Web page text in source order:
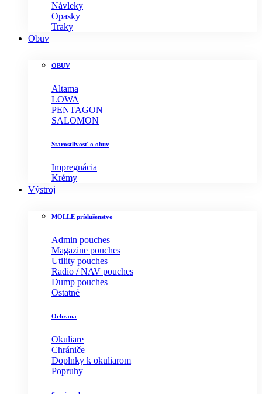
Návleky
Opasky
Traky
Obuv
OBUV
Altama
LOWA
PENTAGON
SALOMON
Starostlivosť o obuv
Impregnácia
Krémy
Výstroj
MOLLE príslušenstvo
Admin pouches
Magazine pouches
Utility pouches
Radio / NAV pouches
Dump pouches
Ostatné
Ochrana
Okuliare
Chrániče
Doplnky k okuliarom
Popruhy